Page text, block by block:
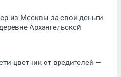
из Москвы за свои деньги
Архангельской
цветник от вредителей —